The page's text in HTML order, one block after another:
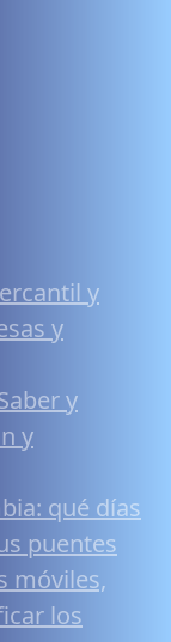
y
y
y
y
qué días
puentes
móviles,
los